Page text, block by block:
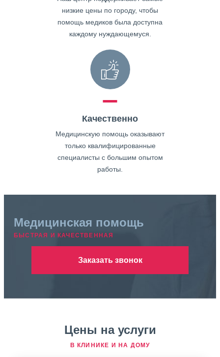
низкие цены по городу, чтобы
помощь медиков была доступна
каждому нуждающемуся.
Качественно
Медицинскую помощь оказывают
только квалифицированные
специалисты с большим опытом
работы.
Медицинская помощь
БЫСТРАЯ И КАЧЕСТВЕННАЯ
Заказать звонок
Цены на услуги
В КЛИНИКЕ И НА ДОМУ